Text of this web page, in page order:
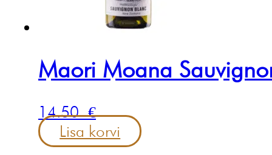
Maori Moana
14.50€
Lisa korvi